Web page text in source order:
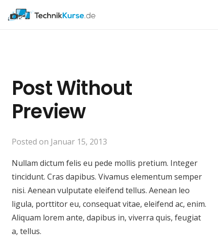
Post Without
Preview
Posted on Januar 15, 2013
Nullam dictum felis eu pede mollis pretium. Integer
tincidunt. Cras dapibus. Vivamus elementum semper
nisi. Aenean vulputate eleifend tellus. Aenean leo
ligula, porttitor eu, consequat vitae, eleifend ac, enim.
Aliquam lorem ante, dapibus in, viverra quis, feugiat
a, tellus.